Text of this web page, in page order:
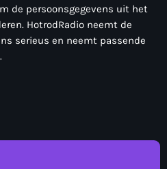
de persoonsgegevens uit het
HotrodRadio neemt de
serieus en neemt passende